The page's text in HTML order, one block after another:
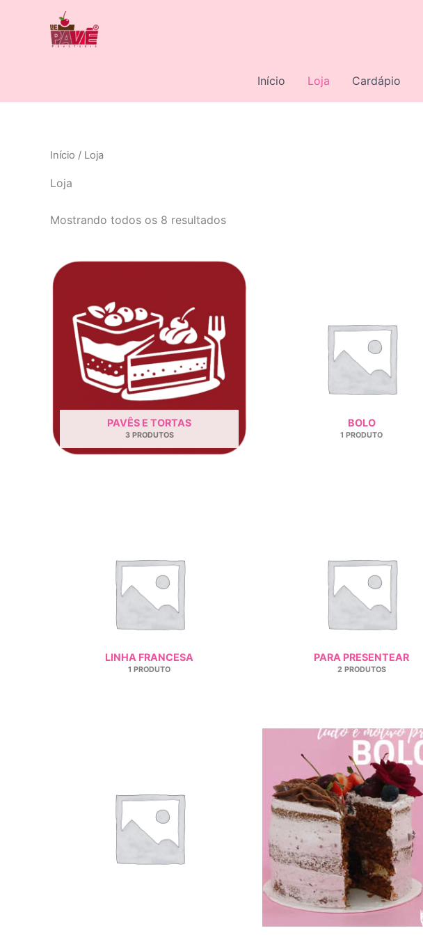
Início Loja Cardápio
Início / Loja
Loja
Mostrando todos os 8 resultadosClassificado
PAVÊS E TORTAS
3 PRODUTOS
BOLO
1 PRODUTO
LINHA FRANCESA
1 PRODUTO
PARA PRESENTEAR
2 PRODUTOS